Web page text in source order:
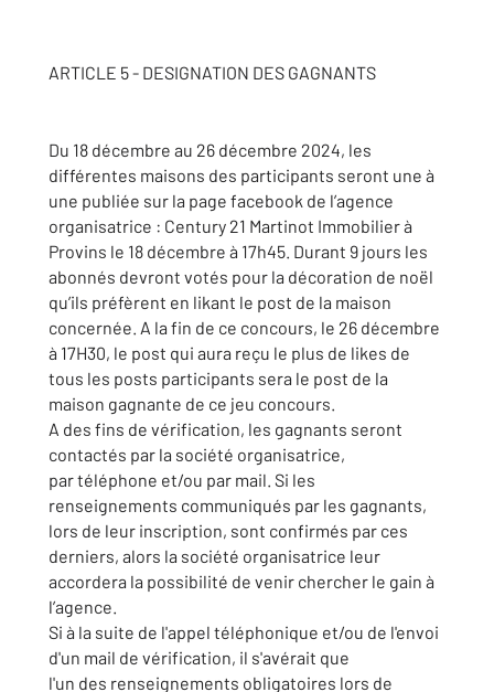
ARTICLE 5 - DESIGNATION DES GAGNANTS
Du 18 décembre au 26 décembre 2024, les
différentes maisons des participants seront une à
une publiée sur la page facebook de l’agence
organisatrice : Century 21 Martinot Immobilier à
Provins le 18 décembre à 17h45. Durant 9 jours les
abonnés devront votés pour la décoration de noël
qu’ils préfèrent en likant le post de la maison
concernée. A la fin de ce concours, le 26 décembre
à 17H30, le post qui aura reçu le plus de likes de
tous les posts participants sera le post de la
maison gagnante de ce jeu concours.
A des fins de vérification, les gagnants seront
contactés par la société organisatrice,
par téléphone et/ou par mail. Si les
renseignements communiqués par les gagnants,
lors de leur inscription, sont confirmés par ces
derniers, alors la société organisatrice leur
accordera la possibilité de venir chercher le gain à
l’agence.
Si à la suite de l'appel téléphonique et/ou de l'envoi
d'un mail de vérification, il s'avérait que
l'un des renseignements obligatoires lors de